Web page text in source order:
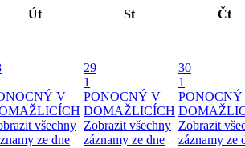
Út St Čt
V
všechny
ze dne
29
1
PONOCNÝ V
DOMAŽLICÍCH
Zobrazit všechny
záznamy ze dne
30
1
Zobrazit
záznamy ze